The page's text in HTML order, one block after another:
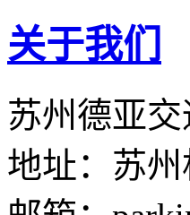
关于我们
苏州德亚
地址：苏